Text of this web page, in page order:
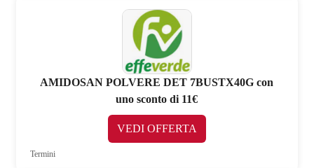
AMIDOSAN POLVERE DET 7BUSTX40G con
uno sconto di 11€
VEDI OFFERTA
Termini